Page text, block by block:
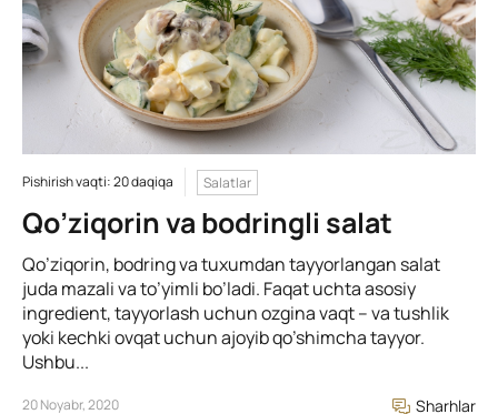
Pishirish vaqti: 20 daqiqa Salatlar
Qo’ziqorin va bodringli salat
Qo’ziqorin, bodring va tuxumdan tayyorlangan salat
juda mazali va to’yimli bo’ladi. Faqat uchta asosiy
ingredient, tayyorlash uchun ozgina vaqt – va tushlik
yoki kechki ovqat uchun ajoyib qo’shimcha tayyor.
Ushbu...
20 Noyabr, 2020 Sharhlar